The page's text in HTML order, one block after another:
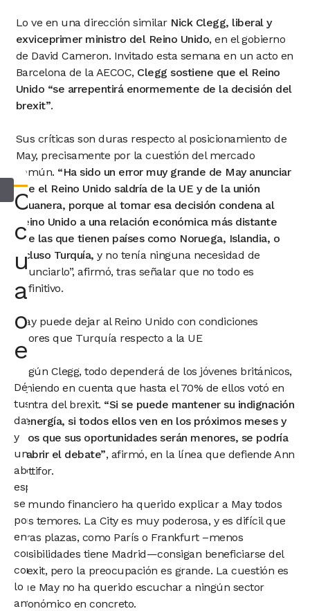
Lo ve en una dirección similar Nick Clegg, liberal y
exviceprimer ministro del Reino Unido, en el gobierno
de David Cameron. Invitado esta semana en un acto en
Barcelona de la AECOC, Clegg sostiene que el Reino
Unido “se arrepentirá enormemente de la decisión del
brexit”.
Sus críticas son duras respecto al posicionamiento de
May, precisamente por la cuestión del mercado
común. “Ha sido un error muy grande de May anunciar
que el Reino Unido saldría de la UE y de la unión
aduanera, porque al tomar esa decisión condena al
Reino Unido a una relación económica más distante
que las que tienen países como Noruega, Islandia, o
incluso Turquía, y no tenía ninguna necesidad de
anunciarlo”, afirmó, tras señalar que no todo es
definitivo.
May puede dejar al Reino Unido con condiciones
peores que Turquía respecto a la UE
Según Clegg, todo dependerá de los jóvenes británicos,
teniendo en cuenta que hasta el 70% de ellos votó en
contra del brexit. “Si se puede mantener su indignación
y energía, si todos ellos ven en los próximos meses y
años que sus oportunidades serán menores, se podría
reabrir el debate”, afirmó, en la línea que defiende Ann
Pettifor.
El mundo financiero ha querido explicar a May todos
sus temores. La City es muy poderosa, y es difícil que
otras plazas, como París o Frankfurt –menos
posibilidades tiene Madrid—consigan beneficiarse del
brexit, pero la preocupación es grande. La cuestión es
que May no ha querido escuchar a ningún sector
económico en concreto.
Consultar
con
un
abogado
o
economista
Déjanos
tus
datos
y
un
abogado
especialista
se
pondrá
en
contacto
contigo
lo
antes